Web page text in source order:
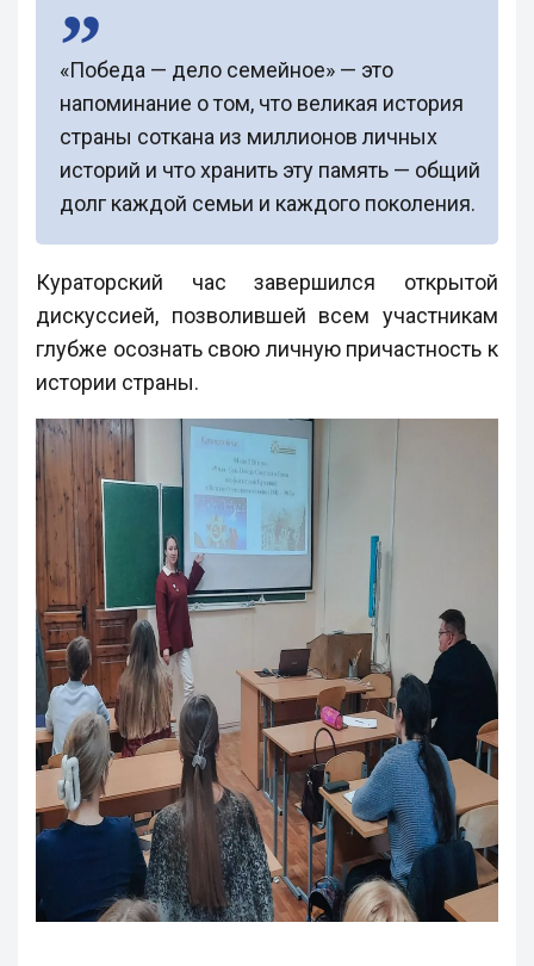
«Победа — дело семейное» — это
напоминание о том, что великая история
страны соткана из миллионов личных
историй и что хранить эту память — общий
долг каждой семьи и каждого поколения.
Кураторский час завершился открытой
дискуссией, позволившей всем участникам
глубже осознать свою личную причастность к
истории страны.